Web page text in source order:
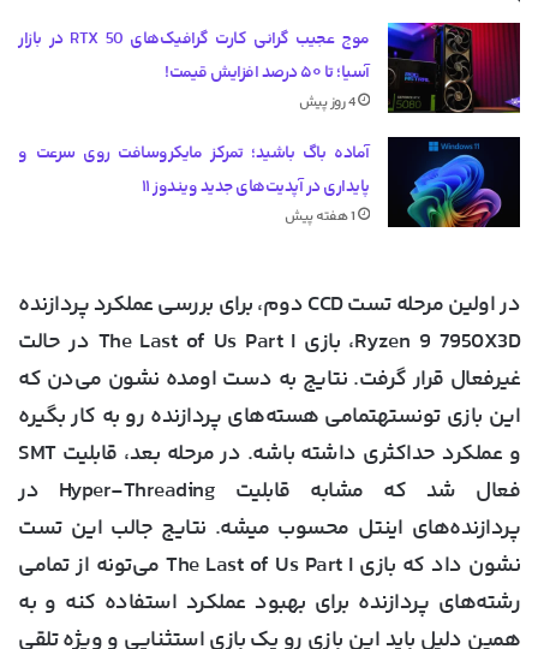
موج عجیب گرانی کارت گرافیک‌های RTX 50 در بازار
آسیا؛ تا ۵۰ درصد افزایش قیمت!
4 روز پیش
آماده باگ باشید؛ تمرکز مایکروسافت روی سرعت و
پایداری در آپدیت‌های جدید ویندوز ۱۱
1 هفته پیش
در اولین مرحله تست CCD دوم، برای بررسی عملکرد پردازنده
Ryzen 9 7950X3D، بازی The Last of Us Part I در حالت
غیرفعال قرار گرفت. نتایج به دست اومده نشون می‌دن که
این بازی تونستهتمامی هسته‌های پردازنده رو به کار بگیره
و عملکرد حداکثری داشته باشه. در مرحله بعد، قابلیت SMT
فعال شد که مشابه قابلیت Hyper-Threading در
پردازنده‌های اینتل محسوب میشه. نتایج جالب این تست
نشون داد که بازی The Last of Us Part I می‌تونه از تمامی
رشته‌های پردازنده برای بهبود عملکرد استفاده کنه و به
همین دلیل باید این بازی رو یک بازی استثنایی و ویژه تلقی